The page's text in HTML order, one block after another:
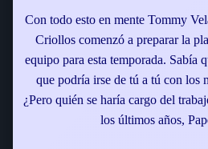
Con todo esto en mente Tommy
Criollos comenzó a preparar la
equipo para esta temporada. Sabía
que podría irse de tú a tú con los
¿Pero quién se haría cargo del
los últimos años,